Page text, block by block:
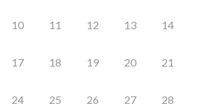
10 11 12 13 14
17 18 19 20 21
24 25 26 27 28